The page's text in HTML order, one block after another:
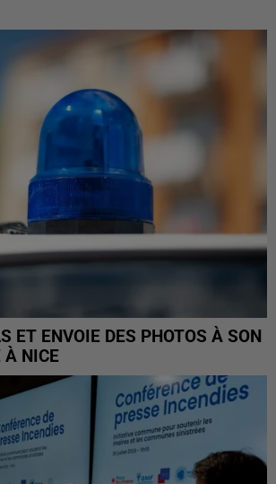
ET ENVOIE DES PHOTOS À SON
À NICE